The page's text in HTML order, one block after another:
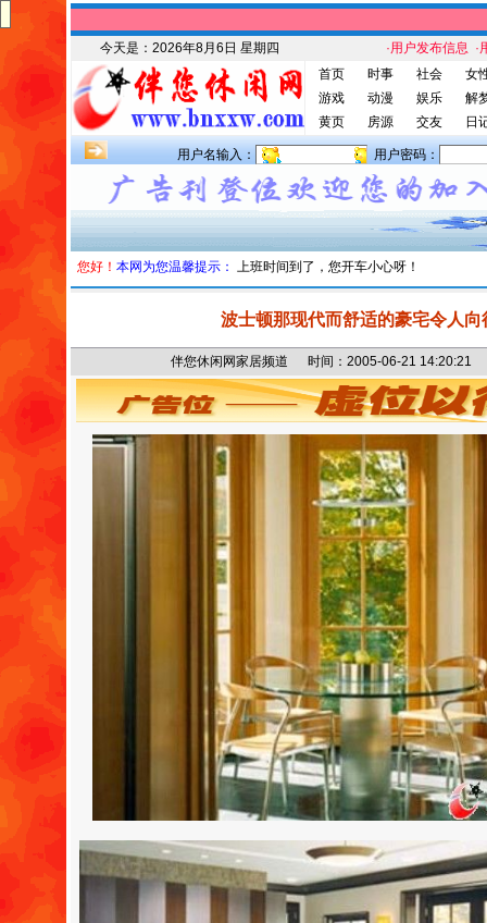
今天是： 2026年8月6日 星期四 ·用户发布信息 ·
首页
时事 社会
女
游戏
动漫 娱乐
解
黄页
房源 交友 日
用户名输入： 用户密码：
您好！ 本网为您温馨提示： 上班时间到了，您开车小心呀！
波士顿那现代而舒适的豪宅令人向
伴您休闲网家居频道 时间：2005-06-21